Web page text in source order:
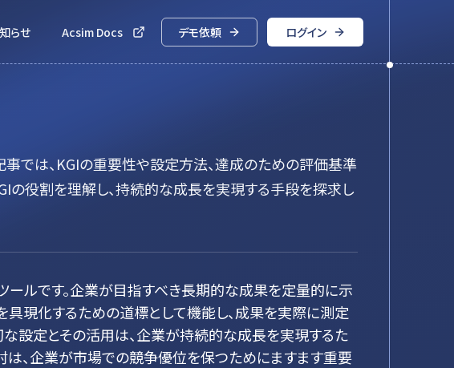
らせ Acsim Docs デモ依頼 ログイン
では、KGIの重要性や設定方法、達成のための評価基準
の役割を理解し、持続的な成長を実現する手段を探求し
ールです。企業が目指すべき長期的な成果を定量的に示
具現化するための道標として機能し、成果を実際に測定
設定とその活用は、企業が持続的な成長を実現するた
は、企業が市場での競争優位を保つためにますます重要